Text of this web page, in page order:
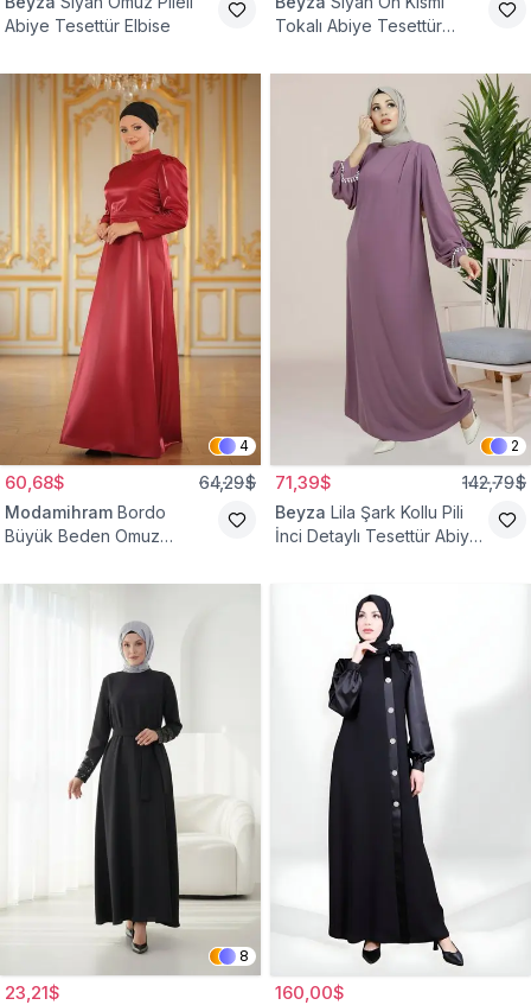
Abiye Tesettür Elbise
Tokalı Abiye Tesettür
4
60,68$ 64,29$
Modamihram Bordo
Büyük Beden Omuz
2
71,39$ 142,79$
Beyza Lila Şark Kollu Pili
İnci Detaylı Tesettür Abiye
8
23,21$ 160,00$